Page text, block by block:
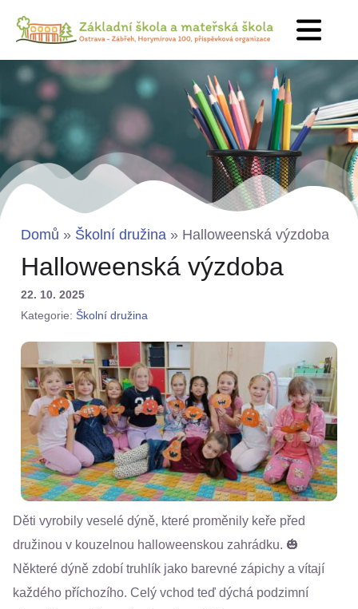
Domů » Školní družina » Halloweenská výzdoba
Halloweenská výzdoba
22. 10. 2025
Kategorie: Školní družina
Děti vyrobily veselé dýně, které proměnily keře před
družinou v kouzelnou halloweenskou zahrádku. 🎃
Některé dýně zdobí truhlík jako barevné zápichy a vítají
každého příchozího. Celý vchod teď dýchá podzimní